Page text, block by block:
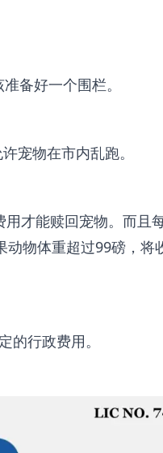
备好一个围栏。
宠物在市内乱跑。
才能赎回宠物。而且
动物体重超过99磅，将
行政费用。